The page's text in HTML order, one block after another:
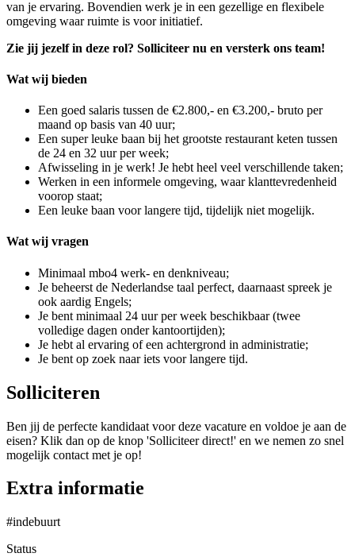
van je ervaring. Bovendien werk je in een gezellige en flexibele
omgeving waar ruimte is voor initiatief.
Zie jij jezelf in deze rol? Solliciteer nu en versterk ons team!
Wat wij bieden
Een goed salaris tussen de €2.800,- en €3.200,- bruto per
maand op basis van 40 uur;
Een super leuke baan bij het grootste restaurant keten tussen
de 24 en 32 uur per week;
Afwisseling in je werk! Je hebt heel veel verschillende taken;
Werken in een informele omgeving, waar klanttevredenheid
voorop staat;
Een leuke baan voor langere tijd, tijdelijk niet mogelijk.
Wat wij vragen
Minimaal mbo4 werk- en denkniveau;
Je beheerst de Nederlandse taal perfect, daarnaast spreek je
ook aardig Engels;
Je bent minimaal 24 uur per week beschikbaar (twee
volledige dagen onder kantoortijden);
Je hebt al ervaring of een achtergrond in administratie;
Je bent op zoek naar iets voor langere tijd.
Solliciteren
Ben jij de perfecte kandidaat voor deze vacature en voldoe je aan de
eisen? Klik dan op de knop 'Solliciteer direct!' en we nemen zo snel
mogelijk contact met je op!
Extra informatie
#indebuurt
Status